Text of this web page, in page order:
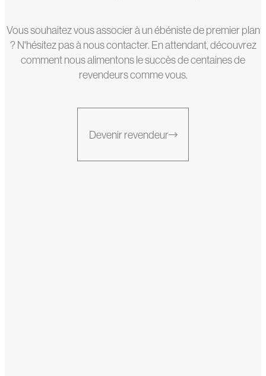
Vous souhaitez vous associer à un ébéniste de premier plan
? N'hésitez pas à nous contacter. En attendant, découvrez
comment nous alimentons le succès de centaines de
revendeurs comme vous.
Devenir revendeur